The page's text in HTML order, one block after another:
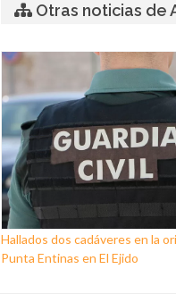
Otras noticias de
Hallados dos cadáveres en la
Punta Entinas en El Ejido